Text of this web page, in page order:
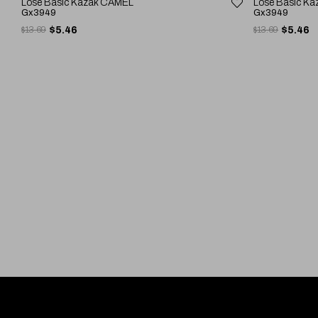
Lose Basic Kazak CAMEL
Gx3949
$5.46
$13.69
Lose Basic
Gx3949
$5.46
$13.69